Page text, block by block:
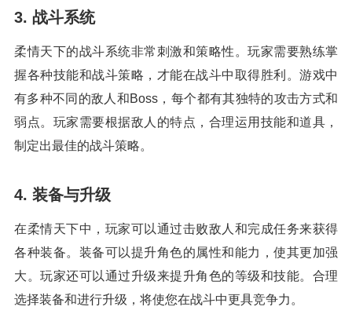
3. 战斗系统
柔情天下的战斗系统非常刺激和策略性。玩家需要熟练掌
握各种技能和战斗策略，才能在战斗中取得胜利。游戏中
有多种不同的敌人和Boss，每个都有其独特的攻击方式和
弱点。玩家需要根据敌人的特点，合理运用技能和道具，
制定出最佳的战斗策略。
4. 装备与升级
在柔情天下中，玩家可以通过击败敌人和完成任务来获得
各种装备。装备可以提升角色的属性和能力，使其更加强
大。玩家还可以通过升级来提升角色的等级和技能。合理
选择装备和进行升级，将使您在战斗中更具竞争力。